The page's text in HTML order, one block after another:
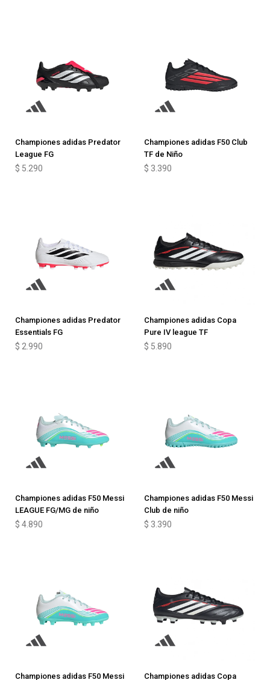
Championes adidas Predator
League FG
$ 5.290
Championes adidas F50 Club
TF de Niño
$ 3.390
Championes adidas Predator
Essentials FG
$ 2.990
Championes adidas Copa
Pure IV league TF
$ 5.890
Championes adidas F50 Messi
LEAGUE FG/MG de niño
$ 4.890
Championes adidas F50 Messi
Club de niño
$ 3.390
Championes adidas F50 Messi Championes adidas Copa